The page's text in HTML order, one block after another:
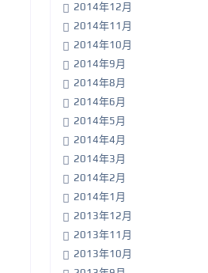
2014年12月
2014年11月
2014年10月
2014年9月
2014年8月
2014年6月
2014年5月
2014年4月
2014年3月
2014年2月
2014年1月
2013年12月
2013年11月
2013年10月